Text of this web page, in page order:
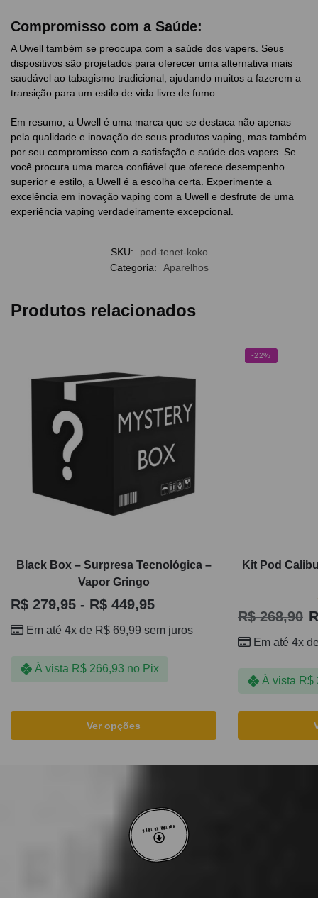
Compromisso com a Saúde:
A Uwell também se preocupa com a saúde dos vapers. Seus
dispositivos são projetados para oferecer uma alternativa mais
saudável ao tabagismo tradicional, ajudando muitos a fazerem a
transição para um estilo de vida livre de fumo.
Em resumo, a Uwell é uma marca que se destaca não apenas
pela qualidade e inovação de seus produtos vaping, mas também
por seu compromisso com a satisfação e saúde dos vapers. Se
você procura uma marca confiável que oferece desempenho
superior e estilo, a Uwell é a escolha certa. Experimente a
excelência em inovação vaping com a Uwell e desfrute de uma
experiência vaping verdadeiramente excepcional.
SKU:
pod-tenet-koko
Categoria:
Aparelhos
Produtos relacionados
Black Box – Surpresa Tecnológica –
Vapor Gringo
R$ 279,95 - R$ 449,95
Em até 4x de R$ 69,99 sem juros
À vista R$266,93 no Pix
Ver opções
-22%
Kit Pod
R$268,90
Em até 4x
À vista R$
VOLTAR AO TOPO